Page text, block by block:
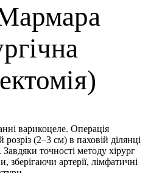
варикоцеле. Операція
(2–3 см) в паховій ділянці
точності методу хірург
зберігаючи артерії, лімфатичні